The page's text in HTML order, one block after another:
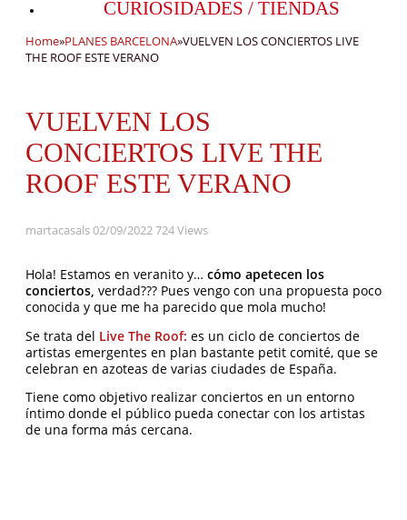
CURIOSIDADES / TIENDAS
Home»PLANES BARCELONA»VUELVEN LOS CONCIERTOS LIVE
THE ROOF ESTE VERANO
VUELVEN LOS
CONCIERTOS LIVE THE
ROOF ESTE VERANO
martacasals02/09/2022724 Views
Hola! Estamos en veranito y… cómo apetecen los
conciertos, verdad??? Pues vengo con una propuesta poco
conocida y que me ha parecido que mola mucho!
Se trata del Live The Roof: es un ciclo de conciertos de
artistas emergentes en plan bastante petit comité, que se
celebran en azoteas de varias ciudades de España.
Tiene como objetivo realizar conciertos en un entorno
íntimo donde el público pueda conectar con los artistas
de una forma más cercana.